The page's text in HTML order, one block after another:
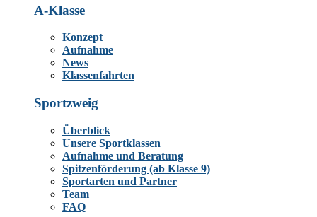
A-Klasse
Konzept
Aufnahme
News
Klassenfahrten
Sportzweig
Überblick
Unsere Sportklassen
Aufnahme und Beratung
Spitzenförderung (ab Klasse 9)
Sportarten und Partner
Team
FAQ